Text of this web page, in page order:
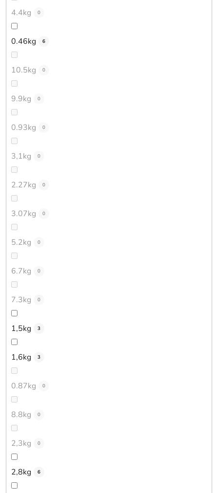
4.4kg 0
0.46kg 6
10.5kg 0
9.9kg 0
0.93kg 0
3,1kg 0
2.27kg 0
3.07kg 0
5.2kg 0
6.7kg 0
7.3kg 0
1,5kg 3
1,6kg 3
0.87kg 0
8.8kg 0
2,3kg 0
2,8kg 6